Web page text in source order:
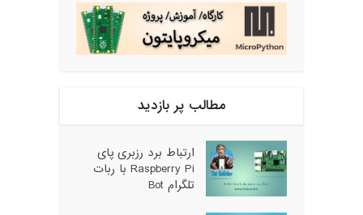
مطالب پر بازدید
ارتباط برد رزبری پای
Raspberry Pi با ربات
تلگرام Bot